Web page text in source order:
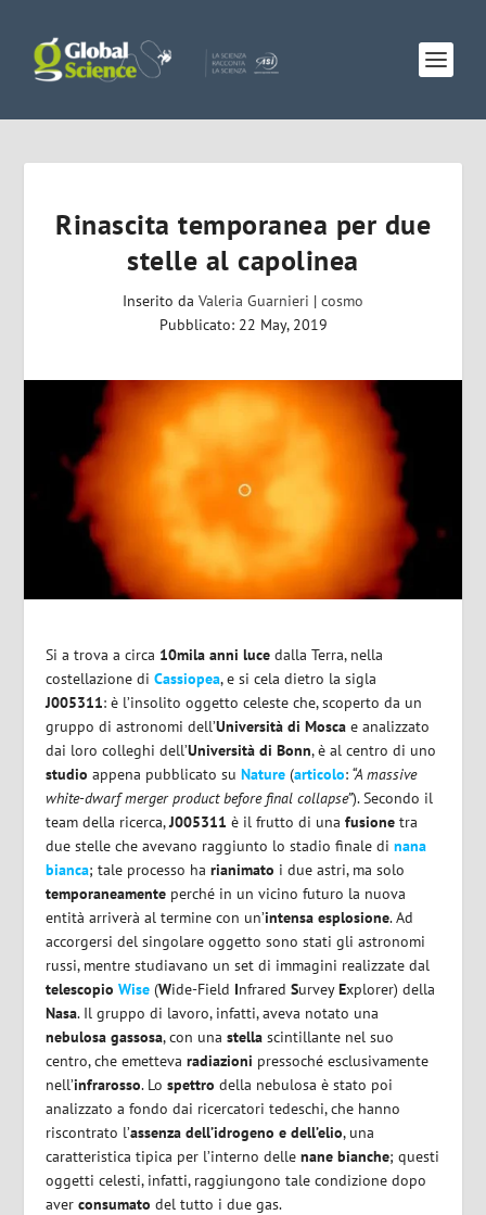
Rinascita temporanea per due
stelle al capolinea
Inserito da Valeria Guarnieri | cosmo
Pubblicato: 22 May, 2019
Si a trova a circa 10mila anni luce dalla Terra, nella
costellazione diCassiopea, e si cela dietro la sigla
J005311: è l’insolito oggetto celeste che, scoperto da un
gruppo di astronomi dell’Università di Mosca e analizzato
dai loro colleghi dell’Università di Bonn, è al centro di uno
studio appena pubblicato suNature (articolo: “A massive
white-dwarf merger product before final collapse”). Secondo il
team della ricerca,J005311 è il frutto di unafusione tra
due stelle che avevano raggiunto lo stadio finale dinana
bianca; tale processo ha rianimato i due astri, ma solo
temporaneamente perché in un vicino futuro la nuova
entità arriverà al termine con un’intensa esplosione. Ad
accorgersi del singolare oggetto sono stati gli astronomi
russi, mentre studiavano un set di immagini realizzate dal
telescopioWise (Wide-Field InfraredSurveyExplorer) della
Nasa. Il gruppo di lavoro, infatti, aveva notato una
nebulosa gassosa, con unastella scintillante nel suo
centro, che emetteva radiazioni pressoché esclusivamente
nell’infrarosso. Lospettro della nebulosa è stato poi
analizzato a fondo dai ricercatori tedeschi, che hanno
riscontrato l’assenza dell’idrogeno e dell’elio, una
caratteristica tipica per l’interno dellenane bianche; questi
oggetti celesti, infatti, raggiungono tale condizione dopo
averconsumato del tutto i due gas.